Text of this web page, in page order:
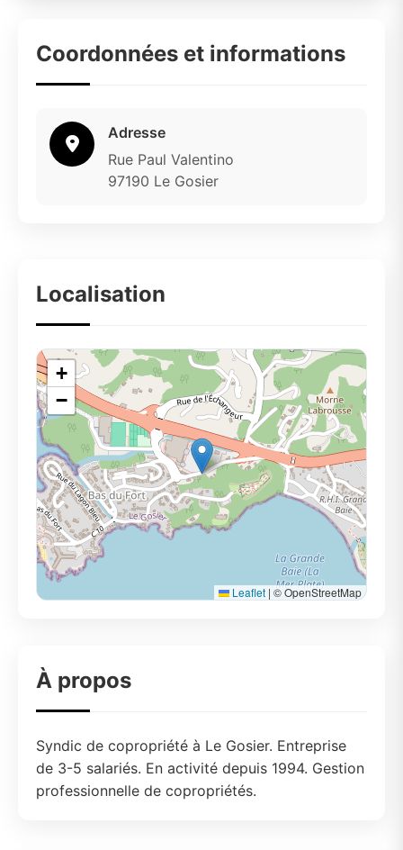
Coordonnées et informations
Adresse
Rue Paul Valentino
97190 Le Gosier
Localisation
+
−
Leaflet | © OpenStreetMap
À propos
Syndic de copropriété à Le Gosier. Entreprise
de 3-5 salariés. En activité depuis 1994. Gestion
professionnelle de copropriétés.